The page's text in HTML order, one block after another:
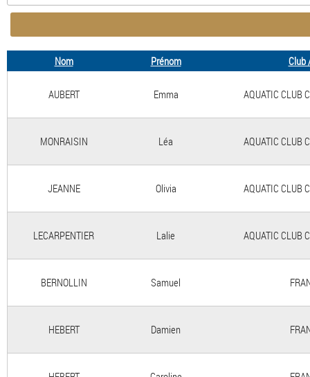
Nom Prénom Club
AUBERT Emma AQUATIC CLUB
MONRAISIN Léa AQUATIC CLUB
JEANNE Olivia AQUATIC CLUB
LECARPENTIER Lalie AQUATIC CLUB
BERNOLLIN Samuel
HEBERT Damien